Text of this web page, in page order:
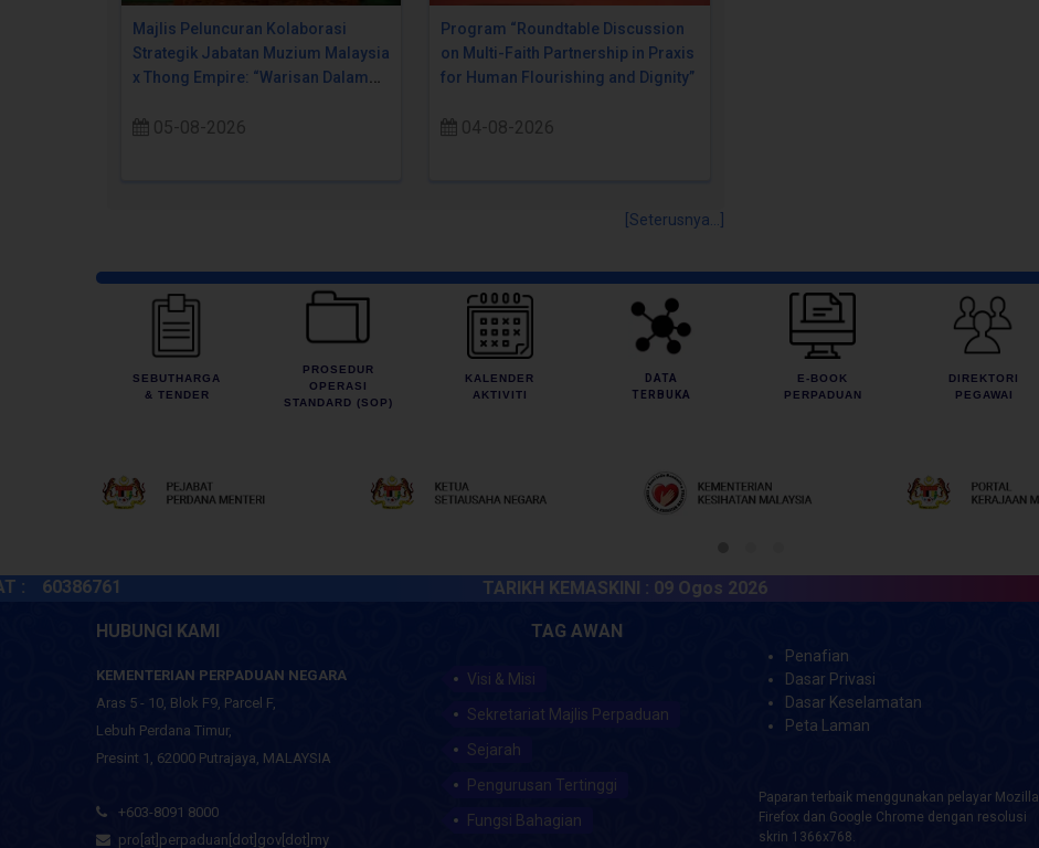
Majlis Peluncuran Kolaborasi
Strategik Jabatan Muzium Malaysia
x Thong Empire: “Warisan Dalam
05-08-2026
Program “Roundtable Discussion
on Multi-Faith Partnership in Praxis
for Human Flourishing and Dignity”
04-08-2026
[Seterusnya...]
Pautan Pantas
SEBUTHARGA
& TENDER
PROSEDUR
OPERASI
STANDARD (SOP)
KALENDER
AKTIVITI
DATA
TERBUKA
E-BOOK
PERPADUAN
DIREKTORI
PEGAWAI
TARIKH KEMASKINI :09 Ogos 2026
HUBUNGI KAMI
KEMENTERIAN PERPADUAN NEGARA
Aras 5 - 10, Blok F9, Parcel F,
Lebuh Perdana Timur,
Presint 1, 62000 Putrajaya, MALAYSIA
+603-8091 8000
pro[at]perpaduan[dot]gov[dot]my
TAG AWAN
Visi & Misi
Sekretariat Majlis Perpaduan
Sejarah
Pengurusan Tertinggi
Fungsi Bahagian
Penafian
Dasar Privasi
Dasar Keselamatan
Peta Laman
Paparan terbaik menggunakan pelayar Mozilla
Firefox dan Google Chrome dengan resolusi
skrin 1366x768.